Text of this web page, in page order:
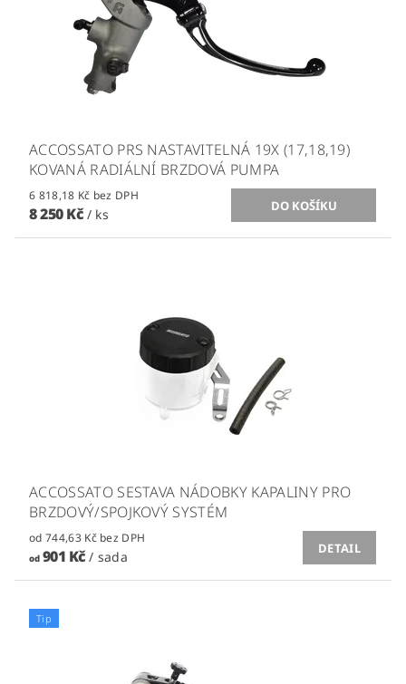
ACCOSSATO PRS NASTAVITELNÁ 19X (17,18,19)
KOVANÁ RADIÁLNÍ BRZDOVÁ PUMPA
6 818,18 Kč bez DPH
8 250 Kč / ks
ACCOSSATO SESTAVA NÁDOBKY KAPALINY PRO
BRZDOVÝ/SPOJKOVÝ SYSTÉM
od 744,63 Kč bez DPH
od901 Kč/ sada
DETAIL
Tip